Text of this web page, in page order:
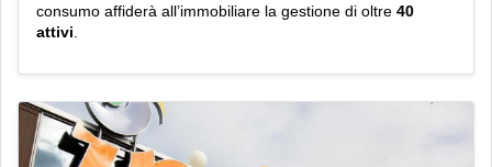
consumo affiderà all’immobiliare la gestione di oltre 40
attivi